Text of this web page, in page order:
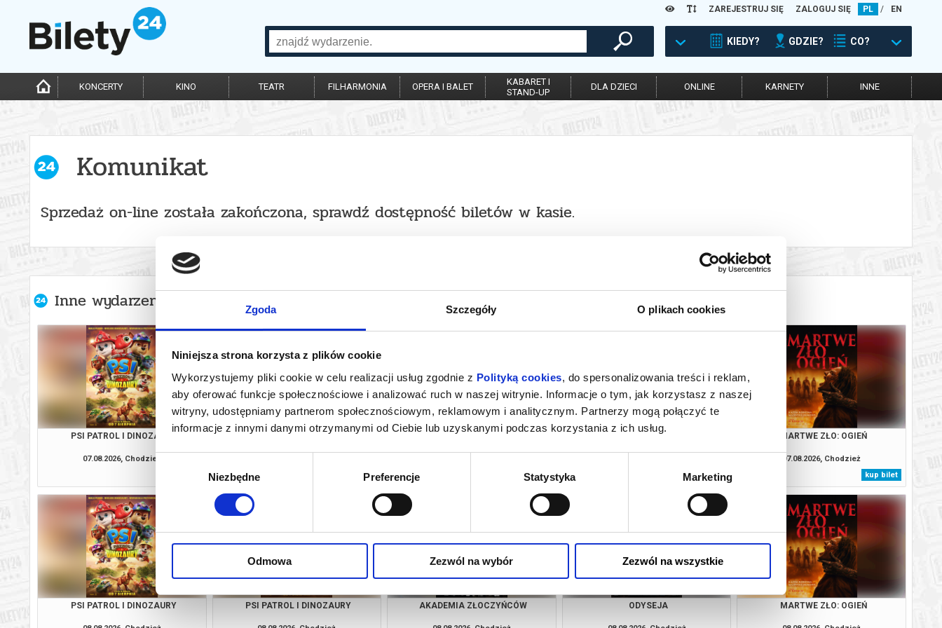
Zgoda Szczegóły O plikach cookies
Niniejsza strona korzysta z plików cookie
Wykorzystujemy pliki cookie w celu realizacji usług zgodnie z Polityką cookies, do spersonalizowania treści i reklam,
aby oferować funkcje społecznościowe i analizować ruch w naszej witrynie. Informacje o tym, jak korzystasz z naszej
witryny, udostępniamy partnerom społecznościowym, reklamowym i analitycznym. Partnerzy mogą połączyć te
informacje z innymi danymi otrzymanymi od Ciebie lub uzyskanymi podczas korzystania z ich usług.
Wybór
Niezbędne Preferencje Statystyka Marketing
Odmowa Zezwól na wybór Zezwól na wszystkie
ZAREJESTRUJ SIĘ ZALOGUJ SIĘ PL / EN
KIEDY? GDZIE? CO?
KONCERTY KINO TEATR FILHARMONIA OPERA I BALET
KABARET I
STAND-UP
DLA DZIECI ONLINE KARNETY INNE
Komunikat
Sprzedaż on-line została zakończona, sprawdź dostępność biletów w kasie.
Inne wydarzenia organizatora
PSI PATROL I DINOZAURY
07.08.2026, Chodzież
PSI PATROL I DINOZAURY
kup bilet
AKADEMIA ZŁOCZYŃCÓW
kup bilet
ODYSEJA
kup bilet
MARTWE ZŁO: OGIEŃ
07.08.2026, Chodzież
kup bilet
PSI PATROL I DINOZAURY PSI PATROL I DINOZAURY AKADEMIA ZŁOCZYŃCÓW ODYSEJA MARTWE ZŁO: OGIEŃ